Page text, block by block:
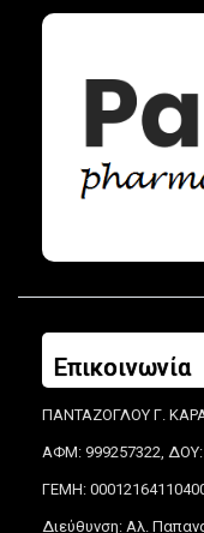
Επικοινωνία
ΠΑΝΤΑΖΟΓΛΟΥ Γ.
ΑΦΜ: 999257322, ΔΟΥ:
ΓΕΜΗ:
Διεύθυνση: Αλ.